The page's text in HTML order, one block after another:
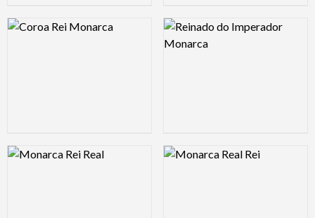
Logo Preview Image Logo Preview Image
Logo Preview Image Logo Preview Image